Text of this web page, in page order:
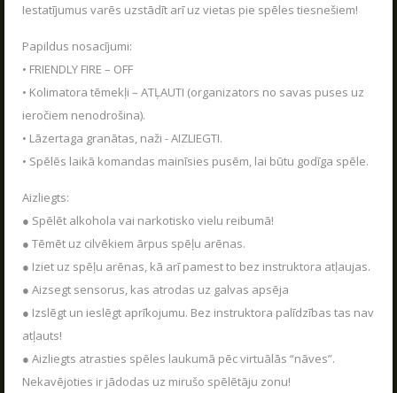
Iestatījumus varēs uzstādīt arī uz vietas pie spēles tiesnešiem!
Papildus nosacījumi:
• FRIENDLY FIRE – OFF
• Kolimatora tēmekļi – ATĻAUTI (organizators no savas puses uz
ieročiem nenodrošina).
• Lāzertaga granātas, naži - AIZLIEGTI.
• Spēlēs laikā komandas mainīsies pusēm, lai būtu godīga spēle.
Aizliegts:
● Spēlēt alkohola vai narkotisko vielu reibumā!
● Tēmēt uz cilvēkiem ārpus spēļu arēnas.
● Iziet uz spēļu arēnas, kā arī pamest to bez instruktora atļaujas.
● Aizsegt sensorus, kas atrodas uz galvas apsēja
● Izslēgt un ieslēgt aprīkojumu. Bez instruktora palīdzības tas nav
atļauts!
● Aizliegts atrasties spēles laukumā pēc virtuālās “nāves”.
Nekavējoties ir jādodas uz mirušo spēlētāju zonu!
Izbraukuma lāzertaga spēles
Tuvākie pasākumi
Dāvanu kartes
Spēļu scenāriji
LV RU EN
SKOLĒNU EKSKURSIJAS
08.04.2026
Jaudīgākā klases ekskursija "Poligon 1" Siguldā.